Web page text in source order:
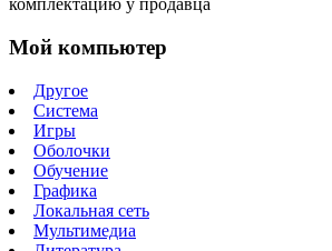
комплектацию у продавца
Мой компьютер
Другое
Система
Игры
Оболочки
Обучение
Графика
Локальная сеть
Мультимедиа